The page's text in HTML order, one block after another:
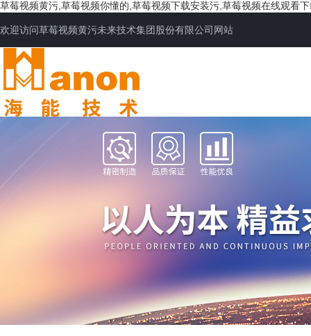
草莓视频黄污,草莓视频你懂的,草莓视频下载安装污,草莓视频在线观看
欢迎访问草莓视频黄污未来技术集团股份有限公司网站